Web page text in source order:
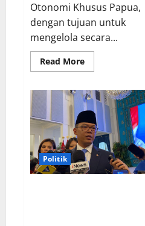
Otonomi Khusus Papua,
dengan tujuan untuk
mengelola secara...
Read MoreRead
more
Komite
Pembangunan
Papua,
Velix
Wanggai,
Mendapat
Tugas
Penting
dari
Prabowo
Politik